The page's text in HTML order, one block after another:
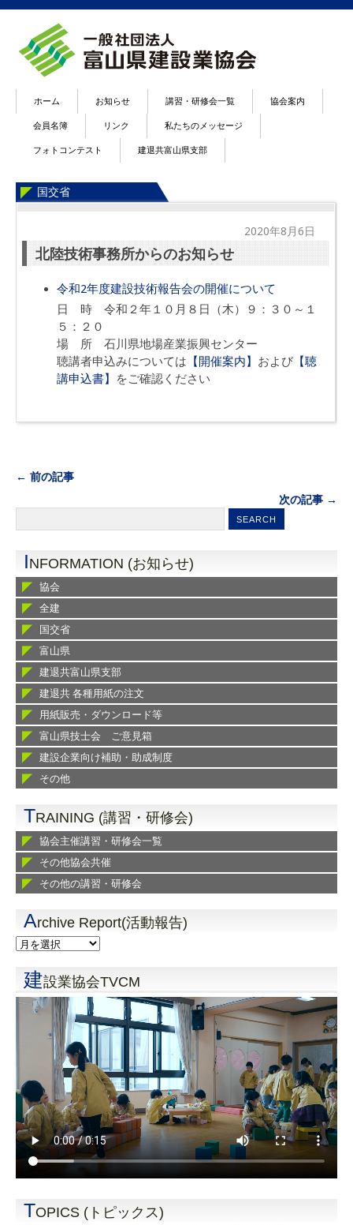
ホーム お知らせ 講習・研修会一覧 協会案内
会員名簿 リンク 私たちのメッセージ
フォトコンテスト 建退共富山県支部
国交省
2020年8月6日
北陸技術事務所からのお知らせ
令和2年度建設技術報告会の開催について
日 時 令和２年１０月８日（木）９：３０～１
５：２０
場 所 石川県地場産業振興センター
聴講者申込みについては 【開催案内】 および 【聴
講申込書】
をご確認ください
← 前の記事
次の記事 →
INFORMATION (お知らせ)
協会
全建
国交省
富山県
建退共富山県支部
建退共 各種用紙の注文
用紙販売・ダウンロード等
富山県技士会 ご意見箱
建設企業向け補助・助成制度
その他
TRAINING (講習・研修会)
協会主催講習・研修会一覧
その他協会共催
その他の講習・研修会
Archive Report(活動報告)
建設業協会TVCM
TOPICS (トピックス)